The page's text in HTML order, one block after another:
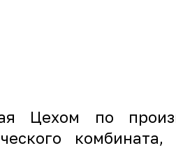
Цехом по